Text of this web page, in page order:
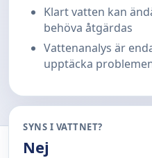
Klart vatten kan
behöva åtgärdas
Vattenanalys är
upptäcka
SYNS I VATTNET?
Nej